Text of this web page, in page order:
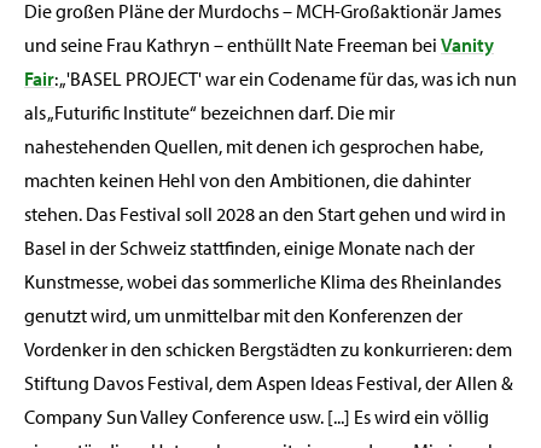
Die großen Pläne der Murdochs – MCH-Großaktionär James
und seine Frau Kathryn – enthüllt Nate Freeman bei Vanity
Fair: „'BASEL PROJECT' war ein Codename für das, was ich nun
als „Futurific Institute“ bezeichnen darf. Die mir
nahestehenden Quellen, mit denen ich gesprochen habe,
machten keinen Hehl von den Ambitionen, die dahinter
stehen. Das Festival soll 2028 an den Start gehen und wird in
Basel in der Schweiz stattfinden, einige Monate nach der
Kunstmesse, wobei das sommerliche Klima des Rheinlandes
genutzt wird, um unmittelbar mit den Konferenzen der
Vordenker in den schicken Bergstädten zu konkurrieren: dem
Stiftung Davos Festival, dem Aspen Ideas Festival, der Allen &
Company Sun Valley Conference usw. [...] Es wird ein völlig